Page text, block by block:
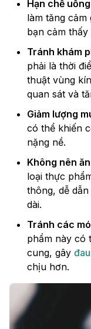
Hạn chế
làm tăng
bạn cảm thấy
Tránh khám
phải là thời
thuật vùng
quan sát và
Giảm lượng
có thể khiến
nặng nề.
Không nên
loại thực
thông, dễ
dài.
Tránh các
phẩm này có
cung, gây
chịu hơn.